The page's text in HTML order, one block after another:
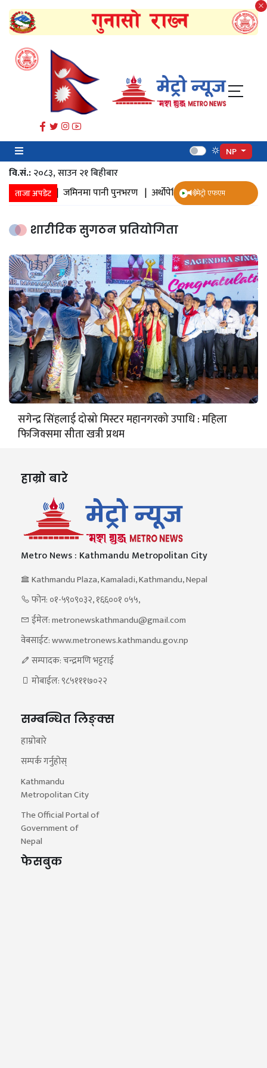
NP
वि.सं.:२०८३, साउन २१ बिहीबार
ताजा अपडेट
संकलन | जमिनमा पानी पुनभरण | अर्थोपेडिक इम्प्लान्ट |ज्येष्ठ
मेट्रो एफएम
शारीरिक सुगठन प्रतियोगिता
सगेन्द्र सिंहलाई दोस्रो मिस्टर महानगरको उपाधि : महिला
फिजिक्समा सीता खत्री प्रथम
हाम्रो बारे
Metro News : Kathmandu Metropolitan City
Kathmandu Plaza, Kamaladi, Kathmandu, Nepal
फोन: ०१-५९०९०३२, १६६००१ ०५५,
ईमेल: metronewskathmandu@gmail.com
वेबसाईट: www.metronews.kathmandu.gov.np
सम्पादक: चन्द्रमणि भट्टराई
मोबाईल: ९८५१११७०२२
सम्बन्धित लिङ्क्स
हाम्रोबारे
सम्पर्क गर्नुहोस्
Kathmandu
Metropolitan City
The Official Portal of
Government of
Nepal
फेसबुक